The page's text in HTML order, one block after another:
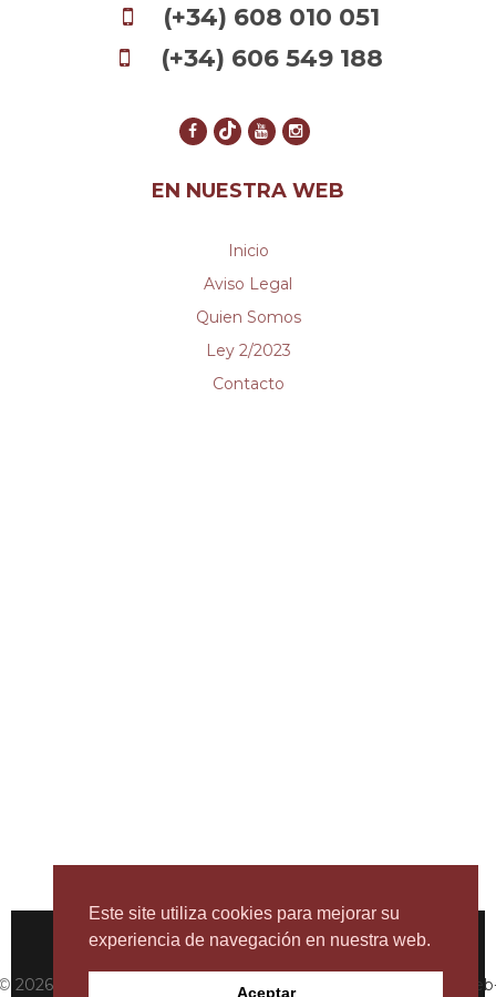
Este site utiliza cookies para mejorar su
experiencia de navegación en nuestra web.
Aceptar
(+34) 608 010 051
(+34) 606 549 188
EN NUESTRA WEB
Inicio
Aviso Legal
Quien Somos
Ley 2/2023
Contacto
2026 BestMaresme. All rights reserved. Powered by JMT